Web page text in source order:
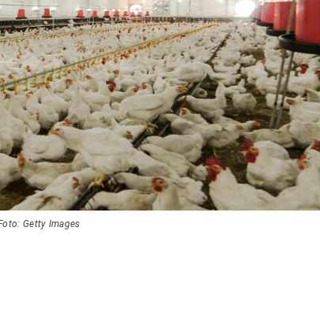
Getty Images